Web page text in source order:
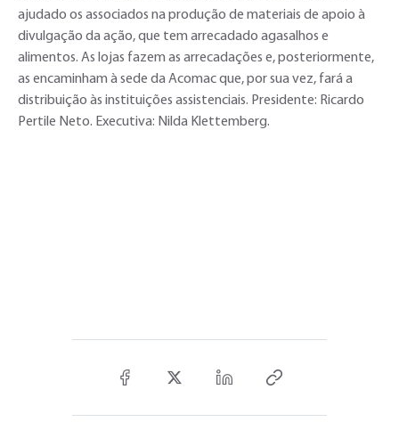
ajudado os associados na produção de materiais de apoio à
divulgação da ação, que tem arrecadado agasalhos e
alimentos. As lojas fazem as arrecadações e, posteriormente,
as encaminham à sede da Acomac que, por sua vez, fará a
distribuição às instituições assistenciais. Presidente: Ricardo
Pertile Neto. Executiva: Nilda Klettemberg.